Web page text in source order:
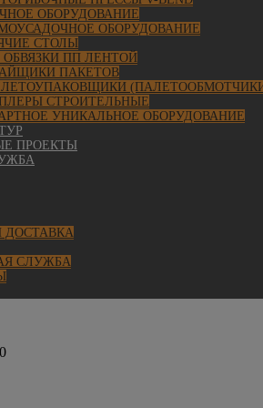
ОБОРУДОВАНИЕ
ОБОРУДОВАНИЕ
СТОЛЫ
ОБВЯЗКИ ПП ЛЕНТОЙ
ПАКЕТОВ
СТРОИТЕЛЬНЫЕ
УНИКАЛЬНОЕ ОБОРУДОВАНИЕ
ПРОЕКТЫ
ДОСТАВКА
СЛУЖБА